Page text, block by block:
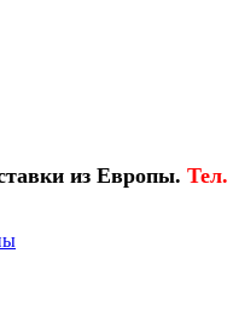
из Европы. Тел.